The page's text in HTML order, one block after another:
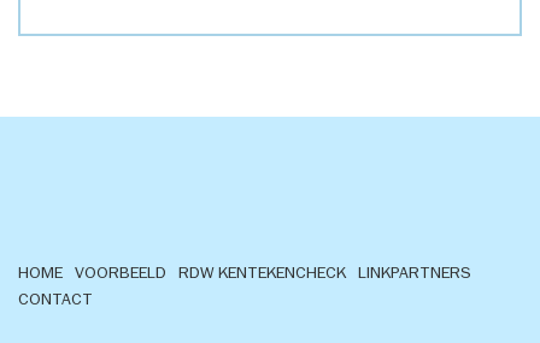
HOME VOORBEELD RDW KENTEKENCHECK
LINKPARTNERS
CONTACT